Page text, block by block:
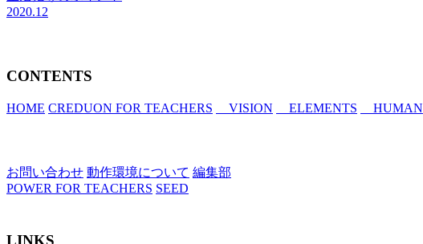
2020.12
CONTENTS
HOME CREDUON FOR TEACHERS VISION ELEMENTS HUMAN
お問い合わせ 動作環境について 編集部
POWER FOR TEACHERS SEED
LINKS